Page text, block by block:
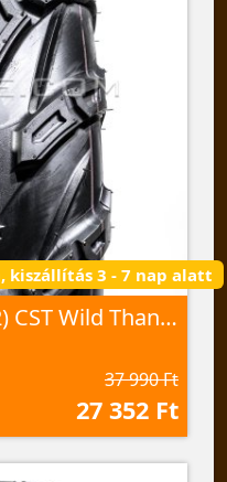
kiszállítás 3 - 7 nap alatt
25x8,00-12 (205/80-12) CST Wild Thang, CU-05 60J TL
37 990 Ft
27 352 Ft